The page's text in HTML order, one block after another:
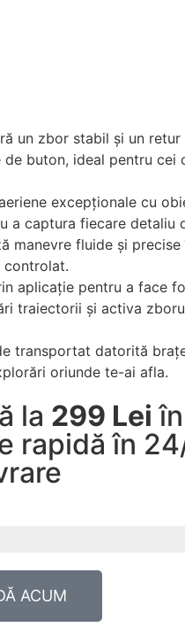
un zbor stabil și un retur
buton, ideal pentru cei
excepționale cu
a captura fiecare detaliu
manevre fluide și
controlat.
aplicație pentru a face
traiectorii și activa
transportat datorită
oriunde te-ai afla.
la 299 Lei
rapidă în
ACUM